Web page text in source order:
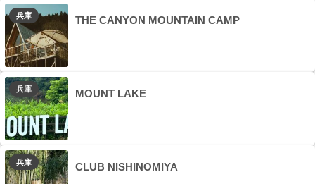
THE CANYON MOUNTAIN CAMP
兵庫
MOUNT LAKE
兵庫
CLUB NISHINOMIYA
兵庫